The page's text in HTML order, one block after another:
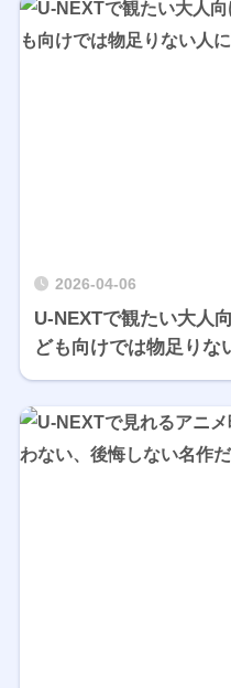
2026-04-06
U-NEXTで観たい大人
ども向けでは物足りな